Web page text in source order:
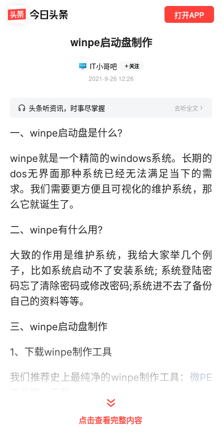
打开APP
winpe启动盘制作
IT小哥吧 关注
2021-9-26 12:26
头条听资讯，时事尽掌握 去听全文
一、winpe启动盘是什么?
winpe就是一个精简的windows系统。长期的
dos无界面那种系统已经无法满足当下的需
求。我们需要更方便且可视化的维护系统，那
么它就诞生了。
二、winpe有什么用?
大致的作用是维护系统，我给大家举几个例
子，比如系统启动不了安装系统; 系统登陆密
码忘了清除密码或修改密码;系统进不去了备份
自己的资料等等。
三、winpe启动盘制作
1、下载winpe制作工具
我们推荐史上最纯净的winpe制作工具： 微PE
点击查看完整内容